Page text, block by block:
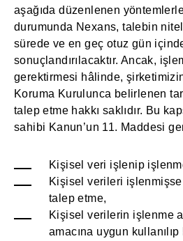
aşağıda düzenlenen
durumunda Nexans, talebin
sürede ve en geç otuz gün
sonuçlandırılacaktır. Ancak,
gerektirmesi hâlinde,
Koruma Kurulunca belirlenen
talep etme hakkı saklıdır. Bu
sahibi Kanun’un 11. Maddesi
Kişisel veri işlenip
Kişisel verileri
talep etme,
Kişisel verilerin işlenme
amacına uygun kullanılıp